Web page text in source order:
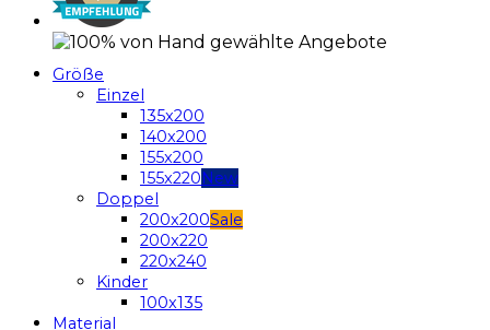
Größe
Einzel
135x200
140x200
155x200
155x220
Doppel
200x200
200x220
220x240
Kinder
100x135
Material